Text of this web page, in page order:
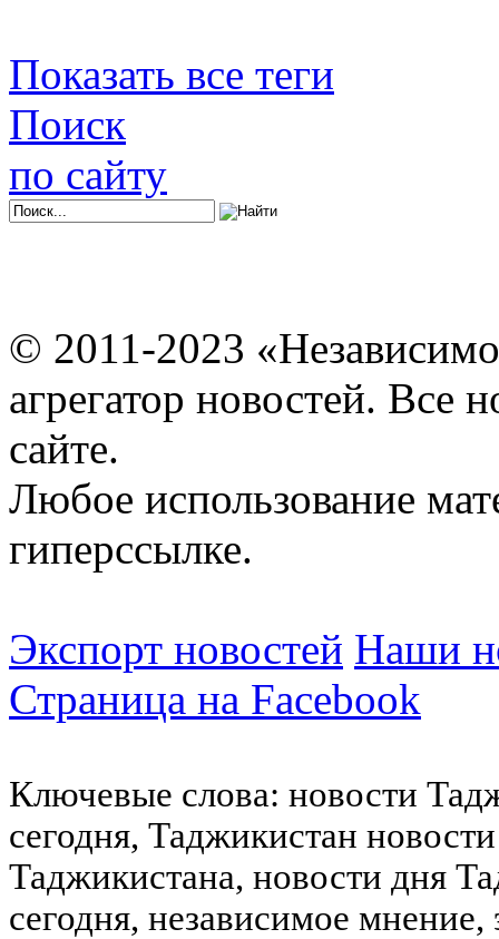
Показать все теги
Поиск
по сайту
© 2011-2023
агрегатор новостей. Все
сайте.
Любое использование
гиперссылке.
Экспорт новостей Наши
Страница на Facebook
Ключевые слова: новости
сегодня, Таджикистан
Таджикистана, новости дня
сегодня, независимое